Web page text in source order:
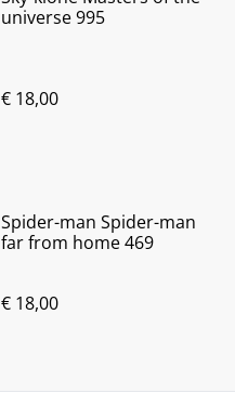
universe 995
€ 18,00
Spider-man Spider-man
far from home 469
€ 18,00